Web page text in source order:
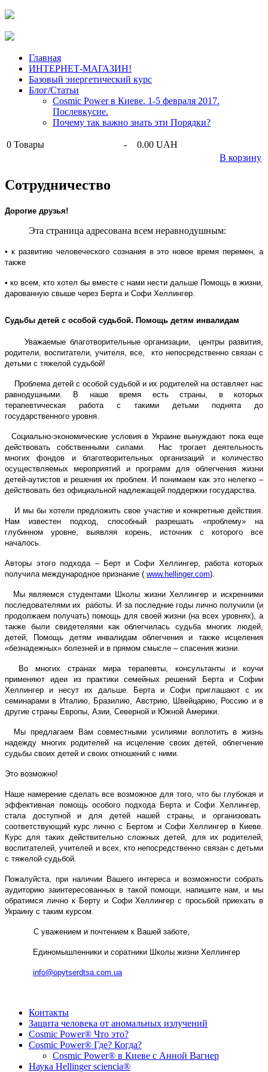
Главная
ИНТЕРНЕТ-МАГАЗИН!
Базовый энергетический курс
Блог/Статьи
Cosmic Power в Киеве. 1-5 февраля 2017.
Послевкусие.
Почему так важно знать эти Порядки?
0 Товары -
0.00 UAH
В корзину
Сотрудничество
Дорогие друзья!
Эта страница адресована всем неравнодушным:
• к развитию человеческого сознания в это новое время перемен, а
также
• ко всем, кто хотел бы вместе с нами нести дальше Помощь в жизни,
дарованную свыше через Берта и Софи Хеллингер.
Судьбы детей с особой судьбой. Помощь детям инвалидам
Уважаемые благотворительные организации, центры развития,
родители, воспитатели, учителя, все, кто непосредственно связан с
детьми с тяжелой судьбой!
Проблема детей с особой судьбой и их родителей на оставляет нас
равнодушными. В наше время есть страны, в которых
терапевтическая работа с такими детьми поднята до
государственного уровня.
Социально-экономические условия в Украине вынуждают пока еще
действовать собственными силами. Нас трогает деятельность
многих фондов и благотворительных организаций и количество
осуществляемых мероприятий и программ для облегчения жизни
детей-аутистов и решения их проблем. И понимаем как это нелегко –
действовать без официальной надлежащей поддержки государства.
И мы бы хотели предложить свое участие и конкретные действия.
Нам известен подход, способный разрешать «проблему» на
глубинном уровне, выявляя корень, источник с которого все
началось.
Авторы этого подхода – Берт и Софи Хеллингер, работа которых
получила международное признание ( www.hellinger.com).
Мы являемся студентами Школы жизни Хеллингер и искренними
последователями их работы. И за последние годы лично получили (и
продолжаем получать) помощь для своей жизни (на всех уровнях), а
также были свидетелями как облегчилась судьба многих людей,
детей, Помощь детям инвалидам облегчения и также исцеления
«безнадежных» болезней и в прямом смысле – спасения жизни.
Во многих странах мира терапевты, консультанты и коучи
применяют идеи из практики семейных решений Берта и Софии
Хеллингер и несут их дальше. Берта и Софи приглашают с их
семинарами в Италию, Бразилию, Австрию, Швейцарию, Россию и в
другие страны Европы, Азии, Северной и Южной Америки.
Мы предлагаем Вам совместными усилиями воплотить в жизнь
надежду многих родителей на исцеление своих детей, облегчение
судьбы своих детей и своих отношений с ними.
Это возможно!
Наше намерение сделать все возможное для того, что бы глубокая и
эффективная помощь особого подхода Берта и Софи Хеллингер,
стала доступной и для детей нашей страны, и организовать
соответствующий курс лично с Бертом и Софи Хеллингер в Киеве.
Курс для таких действительно сложных детей, для их родителей,
воспитателей, учителей и всех, кто непосредственно связан с детьми
с тяжелой судьбой.
Пожалуйста, при наличии Вашего интереса и возможности собрать
аудиторию заинтересованных в такой помощи, напишите нам, и мы
обратимся лично к Берту и Софи Хеллингер с просьбой приехать в
Украину с таким курсом.
С уважением и почтением к Вашей заботе,
Единомышленники и соратники Школы жизни Хеллингер
info@opytserdtsa.com.ua
Контакты
Защита человека от аномальных излучений
Cosmic Power® Что это?
Cosmic Power® Где? Когда?
Cosmic Power® в Киеве с Анной Вагнер
Наука Hellinger sciencia®